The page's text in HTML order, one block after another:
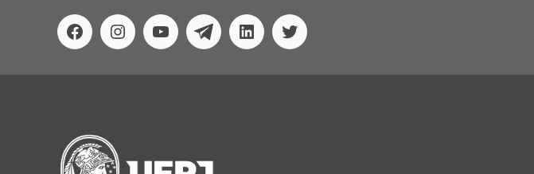
FacebookInstagram
YoutubeTelegramLinkedinTwitter